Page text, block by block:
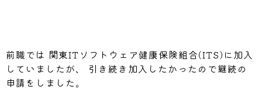
前職では 関東ITソフトウェア健康保険組合(ITS)に加入
していましたが、 引き続き加入したかったので継続の
申請をしました。